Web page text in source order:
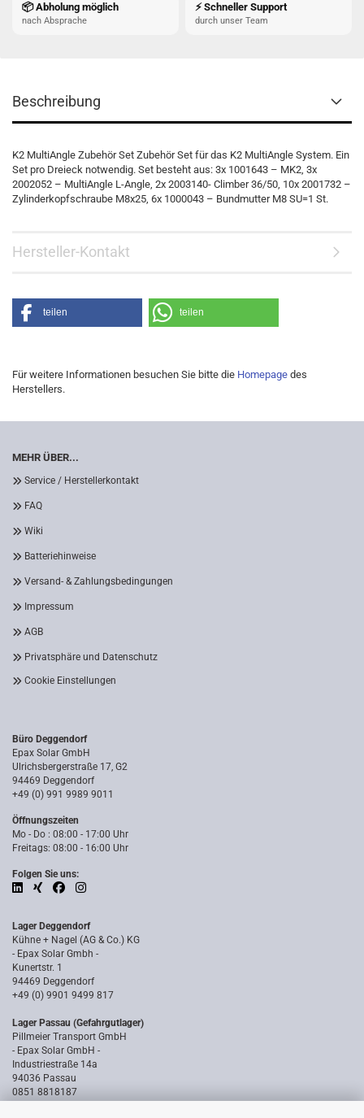
📦 Abholung möglich
nach Absprache
⚡ Schneller Support
durch unser Team
Beschreibung
K2 MultiAngle Zubehör Set Zubehör Set für das K2 MultiAngle System. Ein
Set pro Dreieck notwendig. Set besteht aus: 3x 1001643 – MK2, 3x
2002052 – MultiAngle L-Angle, 2x 2003140- Climber 36/50, 10x 2001732 –
Zylinderkopfschraube M8x25, 6x 1000043 – Bundmutter M8 SU=1 St.
Hersteller-Kontakt
teilen teilen
Für weitere Informationen besuchen Sie bitte die Homepage des
Herstellers.
MEHR ÜBER...
Service / Herstellerkontakt
FAQ
Wiki
Batteriehinweise
Versand- & Zahlungsbedingungen
Impressum
AGB
Privatsphäre und Datenschutz
Cookie Einstellungen
Büro Deggendorf
Epax Solar GmbH
Ulrichsbergerstraße 17, G2
94469 Deggendorf
+49 (0) 991 9989 9011
Öffnungszeiten
Mo - Do : 08:00 - 17:00 Uhr
Freitags: 08:00 - 16:00 Uhr
Folgen Sie uns:
Lager Deggendorf
Kühne + Nagel (AG & Co.) KG
- Epax Solar Gmbh -
Kunertstr. 1
94469 Deggendorf
+49 (0) 9901 9499 817
Lager Passau (Gefahrgutlager)
Pillmeier Transport GmbH
- Epax Solar GmbH -
Industriestraße 14a
94036 Passau
0851 8818187